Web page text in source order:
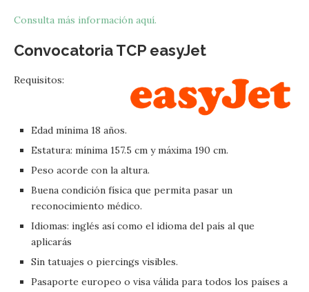
Consulta más información aquí.
Convocatoria TCP easyJet
Requisitos:
Edad mínima 18 años.
Estatura: mínima 157.5 cm y máxima 190 cm.
Peso acorde con la altura.
Buena condición física que permita pasar un
reconocimiento médico.
Idiomas: inglés así como el idioma del país al que
aplicarás
Sin tatuajes o piercings visibles.
Pasaporte europeo o visa válida para todos los países a